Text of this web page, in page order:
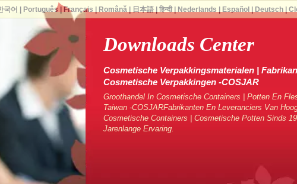
Downloads Center
Cosmetische Verpakkingsmaterialen |
Cosmetische Verpakkingen -COSJAR
Groothandel In Cosmetische Containers | Potten En
Taiwan -COSJARFabrikanten En Leveranciers Van
Cosmetische Containers | Cosmetische Potten Sinds
Jarenlange Ervaring.
국어 Português Français Română| 日本語| हिन्दी| Nederlands Español Deutsch|